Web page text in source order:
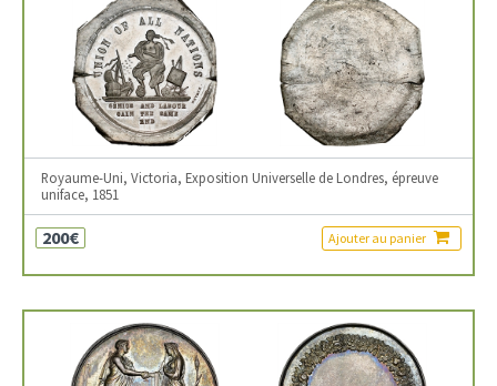
Royaume-Uni, Victoria, Exposition Universelle de Londres, épreuve
uniface, 1851
200€ Ajouter au panier